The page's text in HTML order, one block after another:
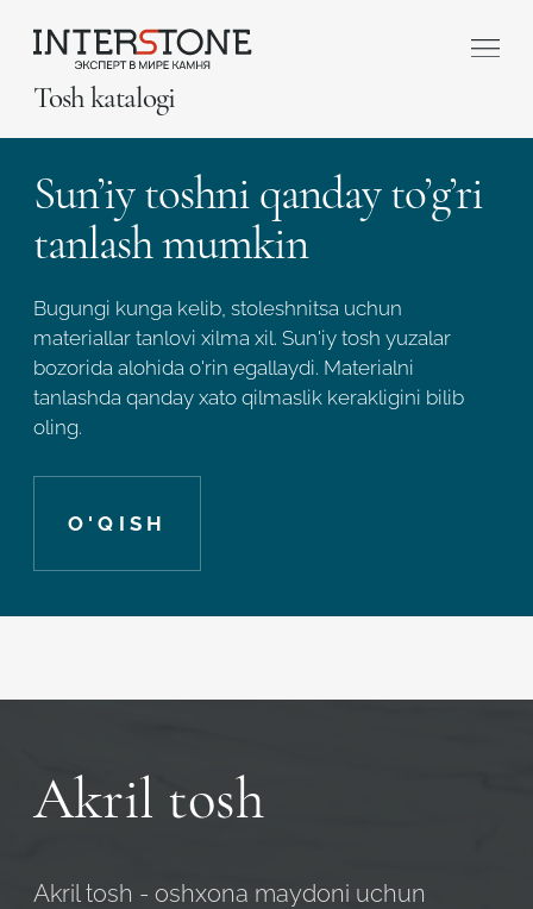
Tosh katalogi
Sun’iy toshni qanday to’g’ri
tanlash mumkin
Bugungi kunga kelib, stoleshnitsa uchun
materiallar tanlovi xilma xil. Sun'iy tosh yuzalar
bozorida alohida o'rin egallaydi. Materialni
tanlashda qanday xato qilmaslik kerakligini bilib
oling.
O'QISH
Akril tosh
Akril tosh - oshxona maydoni uchun
Qaysi sohada faoliyat yuritasiz?
Toshga ishlov
Dizayner